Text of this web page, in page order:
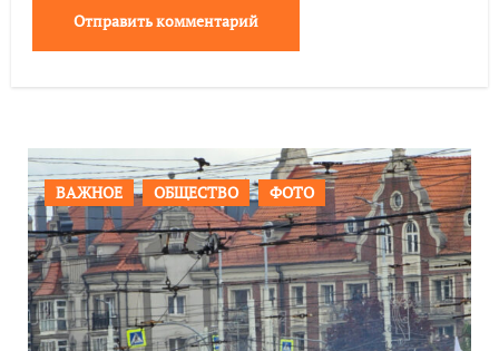
ВАЖНОЕ ОБЩЕСТВО ФОТО